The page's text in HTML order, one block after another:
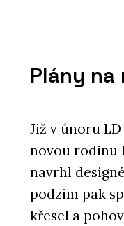
Plány na
Již v únoru
novou rodinu
navrhl
podzim pak
křesel a